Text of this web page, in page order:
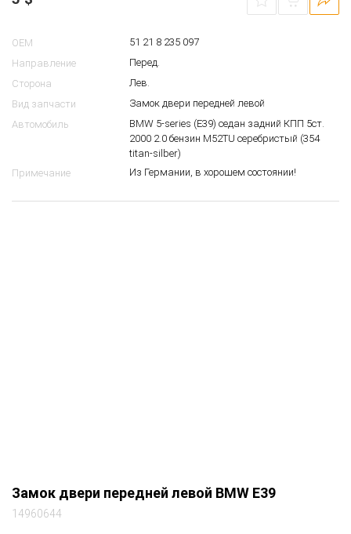
OEM
51 21 8 235 097
Направление
Перед.
Сторона
Лев.
Вид запчасти
Замок двери передней левой
Автомобиль
BMW 5-series (E39) седан задний КПП 5ст.
2000 2.0 бензин M52TU серебристый (354
titan-silber)
Примечание
Из Германии, в хорошем состоянии!
Замок двери передней левой BMW E39
14960644